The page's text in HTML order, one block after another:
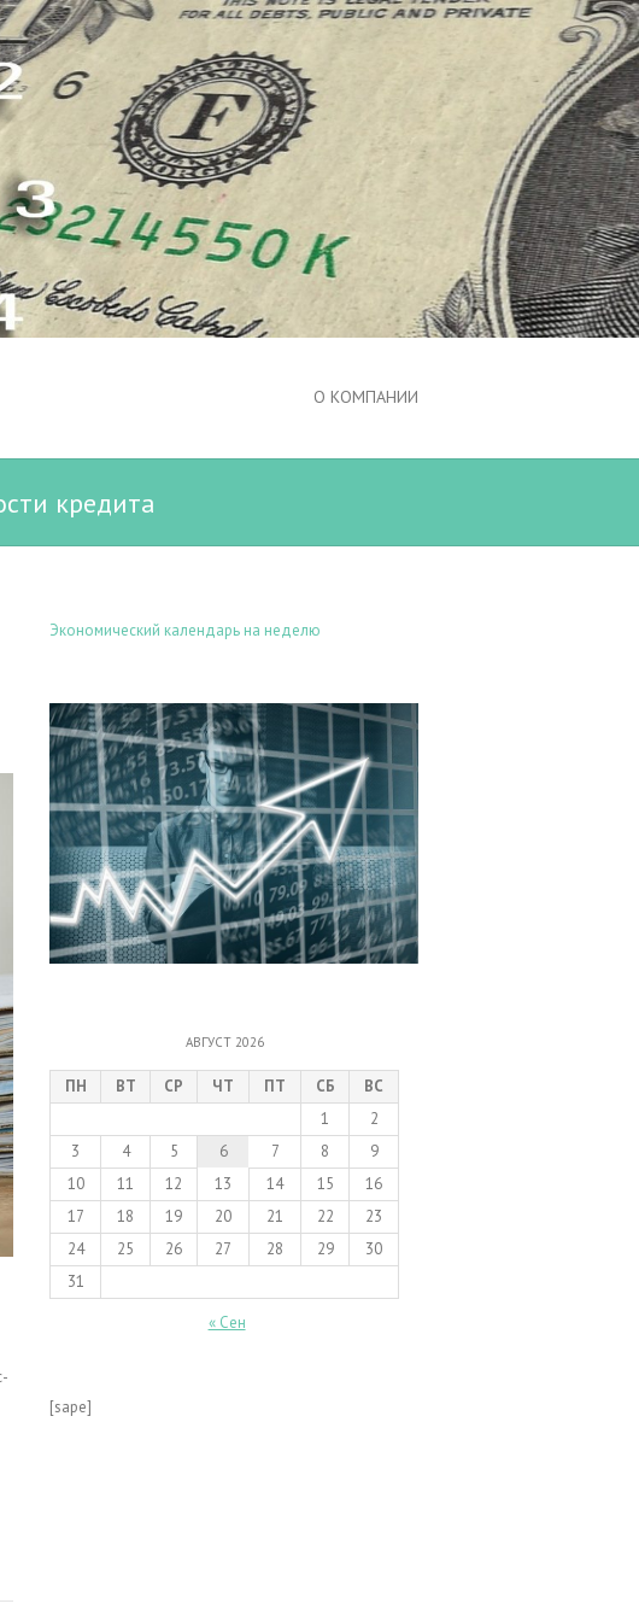
О КОМПАНИИ
кредита
Экономический календарь на неделю
АВГУСТ 2026
ПН ВТ СР ЧТ ПТ СБ
ВС
1
2
3
4 5 6 7 8
9
10
11 12 13 14 15
16
17
18 19 20 21 22
23
24
25 26 27 28 29
30
31
« Сен
[sape]